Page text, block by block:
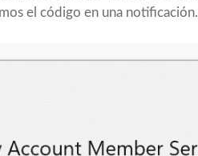
el código en una notificación.